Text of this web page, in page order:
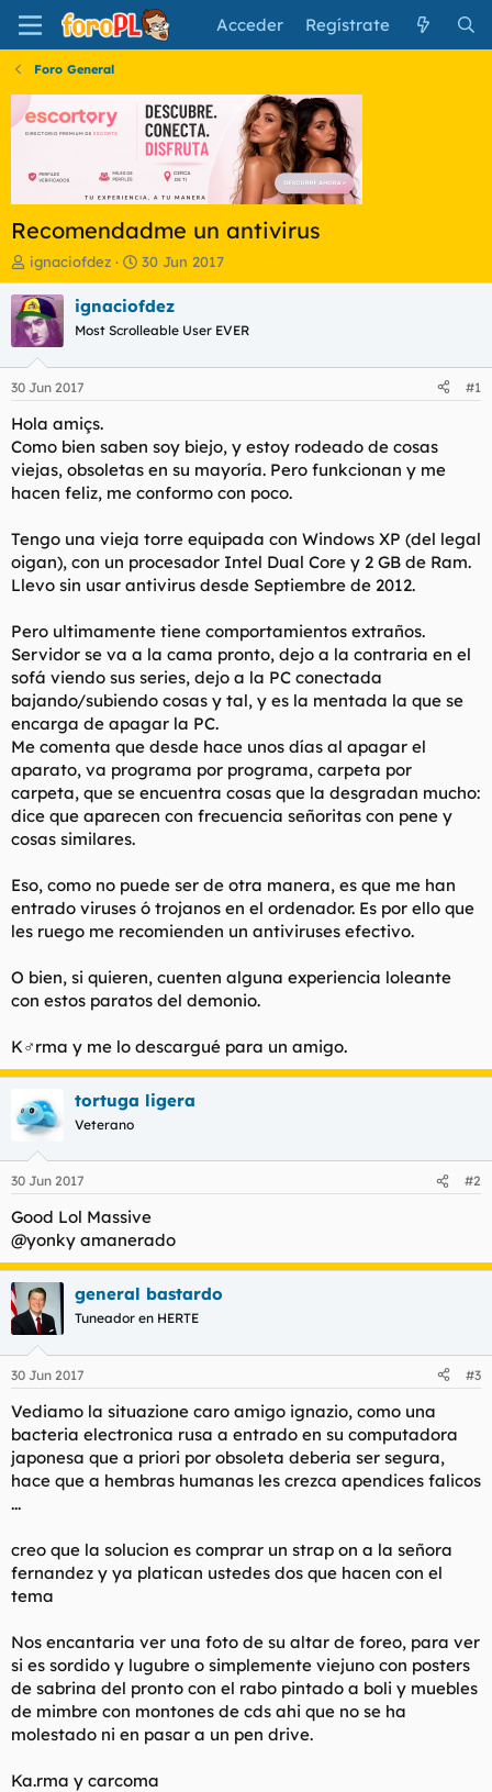
Acceder Regístrate
Foro General
Recomendadme un antivirus
I
n
i
c
i
a
d
o
r
e
l
t
m
a
ignaciofdez
F
e
c
a
i
c
i
o
30 Jun 2017
ignaciofdez
Most Scrolleable User EVER
30 Jun 2017 #1
Hola amiçs.
Como bien saben soy biejo, y estoy rodeado de cosas
viejas, obsoletas en su mayoría. Pero funkcionan y me
hacen feliz, me conformo con poco.
Tengo una vieja torre equipada con Windows XP (del legal
oigan), con un procesador Intel Dual Core y 2 GB de Ram.
Llevo sin usar antivirus desde Septiembre de 2012.
Pero ultimamente tiene comportamientos extraños.
Servidor se va a la cama pronto, dejo a la contraria en el
sofá viendo sus series, dejo a la PC conectada
bajando/subiendo cosas y tal, y es la mentada la que se
encarga de apagar la PC.
Me comenta que desde hace unos días al apagar el
aparato, va programa por programa, carpeta por
carpeta, que se encuentra cosas que la desgradan mucho:
dice que aparecen con frecuencia señoritas con pene y
cosas similares.
Eso, como no puede ser de otra manera, es que me han
entrado viruses ó trojanos en el ordenador. Es por ello que
les ruego me recomienden un antiviruses efectivo.
O bien, si quieren, cuenten alguna experiencia loleante
con estos paratos del demonio.
K♂rma y me lo descargué para un amigo.
tortuga ligera
Veterano
30 Jun 2017 #2
Good Lol Massive
@yonky amanerado
general bastardo
Tuneador en HERTE
30 Jun 2017 #3
Vediamo la situazione caro amigo ignazio, como una
bacteria electronica rusa a entrado en su computadora
japonesa que a priori por obsoleta deberia ser segura,
hace que a hembras humanas les crezca apendices falicos
...
creo que la solucion es comprar un strap on a la señora
fernandez y ya platican ustedes dos que hacen con el
tema
Nos encantaria ver una foto de su altar de foreo, para ver
si es sordido y lugubre o simplemente viejuno con posters
de sabrina del pronto con el rabo pintado a boli y muebles
de mimbre con montones de cds ahi que no se ha
molestado ni en pasar a un pen drive.
Ka.rma y carcoma